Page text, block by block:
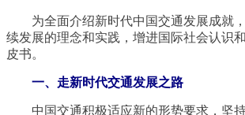
为全面介绍新时代中国交通发展成就
续发展的理念和实践，增进国际社会认识
皮书。
一、走新时代交通发展之路
中国交通积极适应新的形势要求，坚